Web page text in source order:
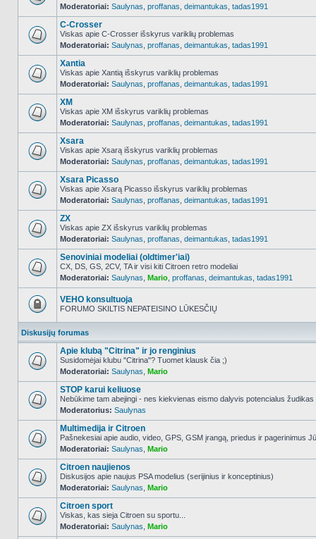
NO_UNREAD_POSTS
Moderatoriai: Saulynas proffanas deimantukas tadas1991
NO_UNREAD_POSTS
C-Crosser
Viskas apie C-Crosser išskyrus variklių problemas
Moderatoriai: Saulynas proffanas deimantukas tadas1991
NO_UNREAD_POSTS
Xantia
Viskas apie Xantią išskyrus variklių problemas
Moderatoriai: Saulynas proffanas deimantukas tadas1991
NO_UNREAD_POSTS
XM
Viskas apie XM išskyrus variklių problemas
Moderatoriai: Saulynas proffanas deimantukas tadas1991
NO_UNREAD_POSTS
Xsara
Viskas apie Xsarą išskyrus variklių problemas
Moderatoriai: Saulynas proffanas deimantukas tadas1991
NO_UNREAD_POSTS
Xsara Picasso
Viskas apie Xsarą Picasso išskyrus variklių problemas
Moderatoriai: Saulynas proffanas deimantukas tadas1991
NO_UNREAD_POSTS
ZX
Viskas apie ZX išskyrus variklių problemas
Moderatoriai: Saulynas proffanas deimantukas tadas1991
NO_UNREAD_POSTS
Senoviniai modeliai (oldtimer'iai)
CX, DS, GS, 2CV, TA ir visi kiti Citroen retro modeliai
Moderatoriai: Saulynas Mario proffanas deimantukas tadas1991
užrakintas
VEHO konsultuoja
FORUMO SKILTIS NEPATEISINO LŪKESČIŲ
Diskusijų forumas
NO_UNREAD_POSTS
Apie klubą "Citrina" ir jo renginius
Susidomėjai klubu "Citrina"? Tuomet klausk čia ;)
Moderatoriai: Saulynas Mario
NO_UNREAD_POSTS
STOP karui keliuose
Nebūkime tam abejingi - nes kiekvienas eismo dalyvis potencialus žudikas
Moderatorius: Saulynas
NO_UNREAD_POSTS
Multimedija ir Citroen
Pašnekesiai apie audio, video, GPS, GSM įrangą, priedus ir pagerinimus
Moderatoriai: Saulynas Mario
NO_UNREAD_POSTS
Citroen naujienos
Diskusijos apie naujus PSA modelius (serijinius ir konceptinius)
Moderatoriai: Saulynas Mario
NO_UNREAD_POSTS
Citroen sport
Viskas, kas sieja Citroen su sportu...
Moderatoriai: Saulynas Mario